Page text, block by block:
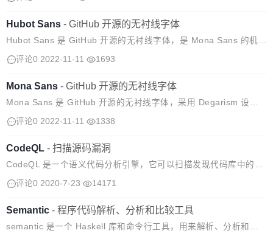
Hubot Sans - GitHub 开源的无衬线字体
Hubot Sans 是 GitHub 开源的无衬线字体，是 Mona Sans 的机器
人伙伴。该字体的设计具有更多的几何特征，给人以技术性和特异
评论0 2022-11-11 1693
Mona Sans - GitHub 开源的无衬线字体
Mona Sans 是 GitHub 开源的无衬线字体，采用 Degarism 设
计，灵感来自工业时代的怪兽。Mona Sans 在产品、web 和印刷
评论0 2022-11-11 1338
CodeQL - 扫描源码漏洞
CodeQL 是一个语义代码分析引擎，它可以扫描发现代码库中的漏
洞。使用 CodeQL，可以像对待数据一样查询代码。编写查询条件
评论0 2020-7-23 14171
Semantic - 程序代码解析、分析和比较工具
semantic 是一个 Haskell 库和命令行工具，用来解析、分析和比